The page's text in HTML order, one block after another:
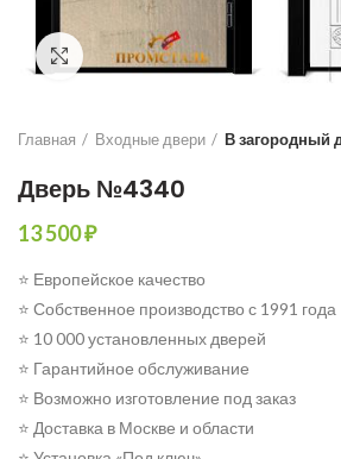
Click to enlarge
Главная Входные двери В загородный
Дверь №4340
13 500₽
⭐ Европейское качество
⭐ Собственное производство с 1991 года
⭐ 10 000 установленных дверей
⭐ Гарантийное обслуживание
⭐ Возможно изготовление под заказ
⭐ Доставка в Москве и области